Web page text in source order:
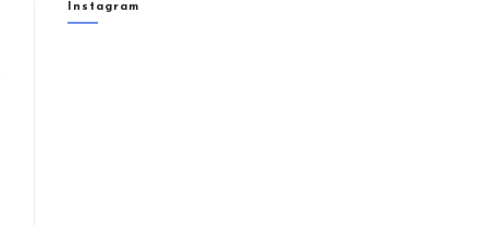
Instagram